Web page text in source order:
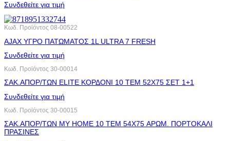
Συνδεθείτε για τιμή
Κωδ. Προϊόντος 08-00522
AJAX ΥΓΡΟ ΠΑΤΩΜΑΤΟΣ 1L ULTRA 7 FRESH
Συνδεθείτε για τιμή
Κωδ. Προϊόντος 30-00014
ΣΑΚ.ΑΠΟΡ/ΤΩΝ ELITE ΚΟΡΔΟΝΙ 10 ΤΕΜ 52X75 ΣΕΤ 1+1
Συνδεθείτε για τιμή
Κωδ. Προϊόντος 30-00015
ΣΑΚ.ΑΠΟΡ/ΤΩΝ MY HOME 10 ΤΕΜ 54X75 ΑΡΩΜ. ΠΟΡΤΟΚΑΛΙ
ΠΡΑΣΙΝΕΣ